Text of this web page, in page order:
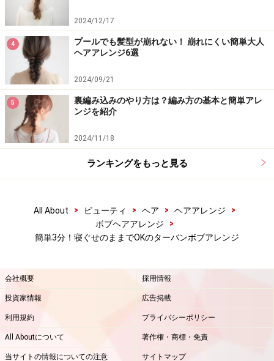
正面＆バック
使用したターバン
80センチ程度の正方形のスカーフを折りたたみ、8セン
チから10センチ程度の細さにします。真ん中が、襟足部
分に来るので、ここはやや太めでもOK。シンプルなファ
2024/12/17
4
プールでも髪型が崩れない！ 崩れにくい簡単大人
ヘアアレンジ6選
2024/09/21
5
裏編み込みのやり方は？編み方の基本と簡単アレ
ンジを紹介
2024/11/18
ランキングをもっと見る
All About > ビューティ > ヘア > ヘアアレンジ
>
ボブヘアアレンジ
>
簡単3分！寝ぐせのままでOKのターバンボブアレンジ
会社概要 採用情報
投資家情報 広告掲載
利用規約 プライバシーポリシー
All Aboutについて 著作権・商標・免責
当サイトの情報についての注意 サイトマップ